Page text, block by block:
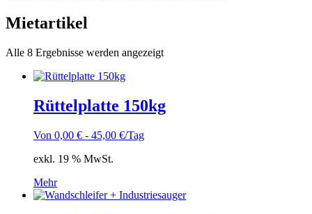
Mietartikel
Alle 8 Ergebnisse werden angezeigt
Rüttelplatte 150kg
Von 0,00 € - 45,00 €/Tag
exkl. 19 % MwSt.
Mehr